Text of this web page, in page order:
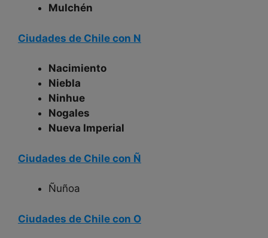
Mulchén
Ciudades de Chile con N
Nacimiento
Niebla
Ninhue
Nogales
Nueva Imperial
Ciudades de Chile con Ñ
Ñuñoa
Ciudades de Chile con O